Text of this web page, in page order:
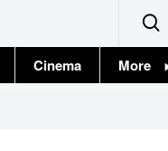
Cinema More